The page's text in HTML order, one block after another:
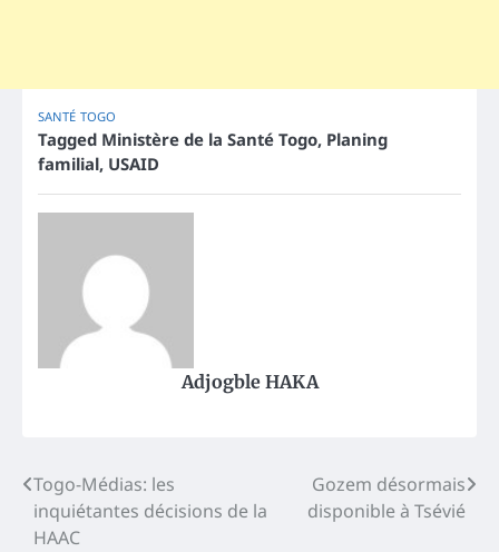
SANTÉ TOGO
Tagged Ministère de la Santé Togo, Planing
familial, USAID
Adjogble HAKA
Post
navigation
Togo-Médias: les
inquiétantes décisions de la
HAAC
Gozem désormais
disponible à Tsévié